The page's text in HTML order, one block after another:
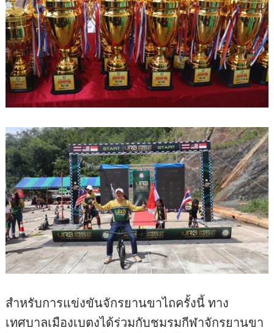
สำหรับการแข่งขันจักรยานขาไถครั้งนี้ ทาง
เทศบาลเมืองเบตงได้ร่วมกับชมรมกีฬาจักรยานขา